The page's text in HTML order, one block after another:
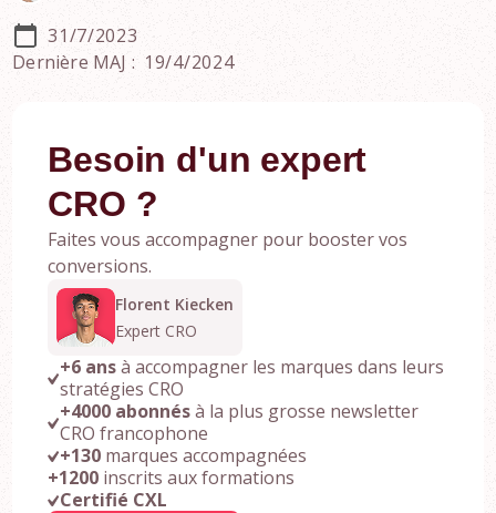
31/7/2023
Dernière MAJ : 19/4/2024
Besoin d'un expert
CRO ?
Faites vous accompagner pour booster vos
conversions.
Florent Kiecken
Expert CRO
+6 ansà accompagner les marques dans leurs
stratégies CRO
+4000 abonnésà la plus grosse newsletter
CRO francophone
+130 marques accompagnées
+1200 inscrits aux formations
Certifié CXL